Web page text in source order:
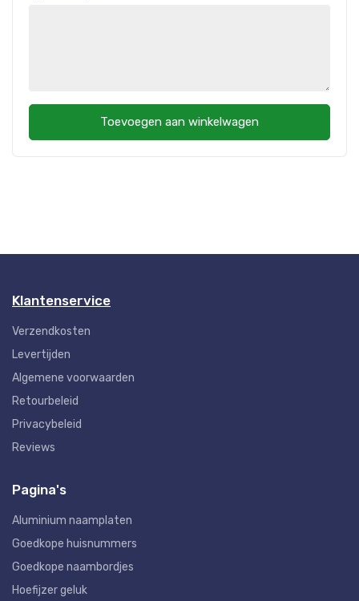
Toevoegen aan winkelwagen
Klantenservice
Verzendkosten
Levertijden
Algemene voorwaarden
Retourbeleid
Privacybeleid
Reviews
Pagina's
Aluminium naamplaten
Goedkope huisnummers
Goedkope naambordjes
Hoefijzer geluk